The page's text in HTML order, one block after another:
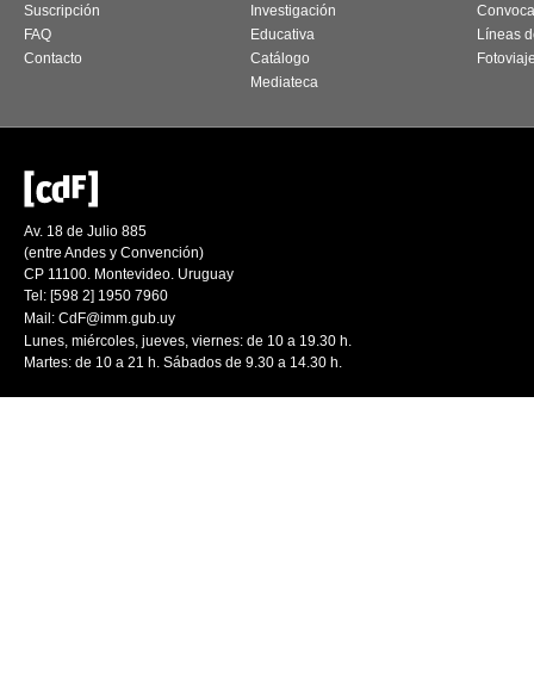
Suscripción
FAQ
Contacto
Investigación
Educativa
Catálogo
Mediateca
Líneas
Av. 18 de Julio 885
(entre Andes y Convención)
CP 11100. Montevideo. Uruguay
Tel: [598 2] 1950 7960
Mail: CdF@imm.gub.uy
Lunes, miércoles, jueves, viernes: de 10 a 19.30 h.
Martes: de 10 a 21 h. Sábados de 9.30 a 14.30 h.